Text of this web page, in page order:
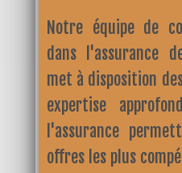
Notre équipe de
dans l'assurance
met à disposition
expertise
l'assurance
offres les plus